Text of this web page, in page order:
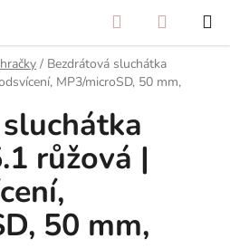
Hledat
KOŠÍK
/ Bezdrátová sluchátka
MP3/microSD, 50 mm,
růžová |
50 mm,